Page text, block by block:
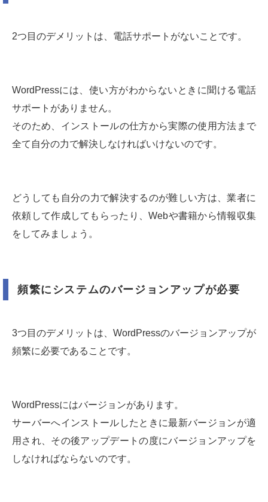
2つ目のデメリットは、電話サポートがないことです。
WordPressには、使い方がわからないときに聞ける電話
サポートがありません。
そのため、インストールの仕方から実際の使用方法まで
全て自分の力で解決しなければいけないのです。
どうしても自分の力で解決するのが難しい方は、業者に
依頼して作成してもらったり、Webや書籍から情報収集
をしてみましょう。
頻繁にシステムのバージョンアップが必要
3つ目のデメリットは、WordPressのバージョンアップが
頻繁に必要であることです。
WordPressにはバージョンがあります。
サーバーへインストールしたときに最新バージョンが適
用され、その後アップデートの度にバージョンアップを
しなければならないのです。